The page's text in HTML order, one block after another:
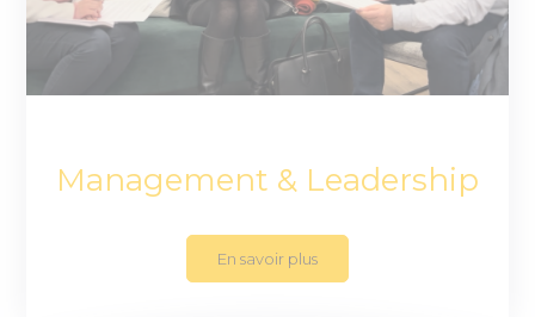
Management & Leadership
En savoir plus